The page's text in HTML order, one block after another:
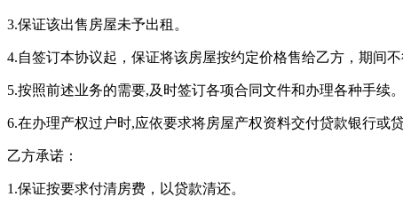
3.保证该出售房屋未予出租。
4.自签订本协议起，保证将该房屋按约定价格售给乙方，期间
5.按照前述业务的需要,及时签订各项合同文件和办理各种手续。
6.在办理产权过户时,应依要求将房屋产权资料交付贷款银行或
乙方承诺：
1.保证按要求付清房费，以贷款清还。